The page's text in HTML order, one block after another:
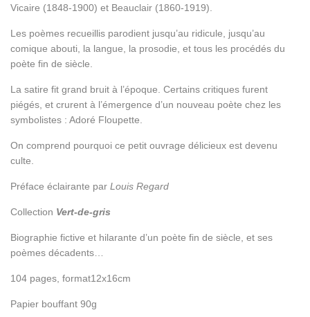
Vicaire (1848-1900) et Beauclair (1860-1919).
Les poèmes recueillis parodient jusqu’au ridicule, jusqu’au
comique abouti, la langue, la prosodie, et tous les procédés du
poète fin de siècle.
La satire fit grand bruit à l’époque. Certains critiques furent
piégés, et crurent à l’émergence d’un nouveau poète chez les
symbolistes : Adoré Floupette.
On comprend pourquoi ce petit ouvrage délicieux est devenu
culte.
Préface éclairante par Louis Regard
Collection Vert-de-gris
Biographie fictive et hilarante d’un poète fin de siècle, et ses
poèmes décadents…
104 pages, format12x16cm
Papier bouffant 90g